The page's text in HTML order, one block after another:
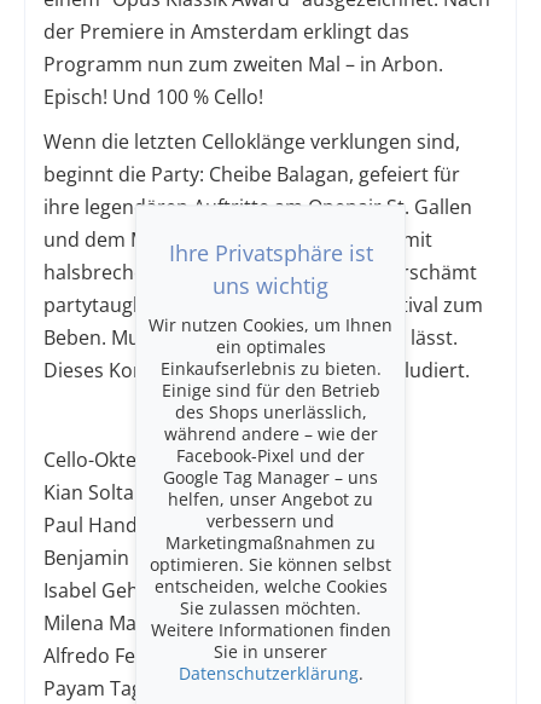
der Premiere in Amsterdam erklingt das
Programm nun zum zweiten Mal – in Arbon.
Episch! Und 100 % Cello!
Wenn die letzten Celloklänge verklungen sind,
beginnt die Party: Cheibe Balagan, gefeiert für
ihre legendären Auftritte am Openair St. Gallen
und dem Montreux Jazz Festival, bringt mit
halsbrecherischer Virtuosität und unverschämt
partytauglichen Klezmer-Tunes das Festival zum
Beben. Musik, die keine Füsse stillhalten lässt.
Dieses Konzert ist ebenfalls im Preis inkludiert.
Cello-Oktett mit:
Kian Soltani
Paul Handschke
Benjamin Nyffenegger
Isabel Gehweiler
Milena Marena
Alfredo Ferre
Payam Taghadossi
Ihre Privatsphäre ist
uns wichtig
Wir nutzen Cookies, um Ihnen
ein optimales
Einkaufserlebnis zu bieten.
Einige sind für den Betrieb
des Shops unerlässlich,
während andere – wie der
Facebook-Pixel und der
Google Tag Manager – uns
helfen, unser Angebot zu
verbessern und
Marketingmaßnahmen zu
optimieren. Sie können selbst
entscheiden, welche Cookies
Sie zulassen möchten.
Weitere Informationen finden
Sie in unserer
Datenschutzerklärung.